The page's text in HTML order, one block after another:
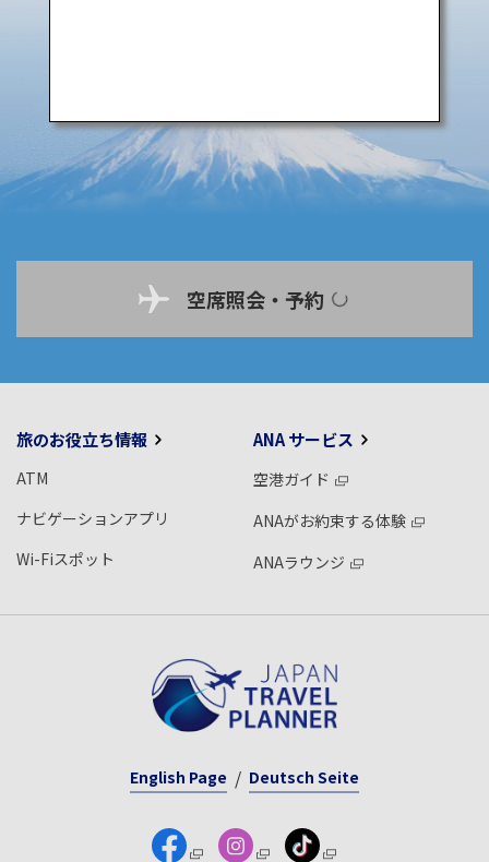
空席照会・予約
旅のお役立ち情報
ATM
ナビゲーションアプリ
Wi-Fiスポット
ANA サービス
空港ガイド
ANAがお約束する体験
ANAラウンジ
English Page Deutsch Seite